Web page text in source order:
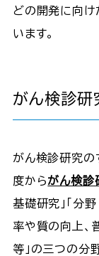
どの開発に向
います。
がん検診研
がん検診研究の
度からがん検診
基礎研究」「分
率や質の向上、
等」の三つの分